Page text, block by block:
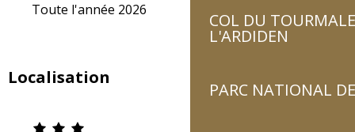
COL DU
L'ARDIDEN
PARC NATIONAL
Toute l'année 2026
Localisation